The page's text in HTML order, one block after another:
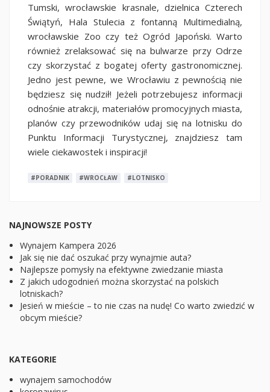
Tumski, wrocławskie krasnale, dzielnica Czterech
Świątyń, Hala Stulecia z fontanną Multimedialną,
wrocławskie Zoo czy też Ogród Japoński. Warto
również zrelaksować się na bulwarze przy Odrze
czy skorzystać z bogatej oferty gastronomicznej.
Jedno jest pewne, we Wrocławiu z pewnością nie
będziesz się nudził! Jeżeli potrzebujesz informacji
odnośnie atrakcji, materiałów promocyjnych miasta,
planów czy przewodników udaj się na lotnisku do
Punktu Informacji Turystycznej, znajdziesz tam
wiele ciekawostek i inspiracji!
#PORADNIK #WROCŁAW #LOTNISKO
NAJNOWSZE POSTY
Wynajem Kampera 2026
Jak się nie dać oszukać przy wynajmie auta?
Najlepsze pomysły na efektywne zwiedzanie miasta
Z jakich udogodnień można skorzystać na polskich
lotniskach?
Jesień w mieście – to nie czas na nudę! Co warto zwiedzić w
obcym mieście?
KATEGORIE
wynajem samochodów